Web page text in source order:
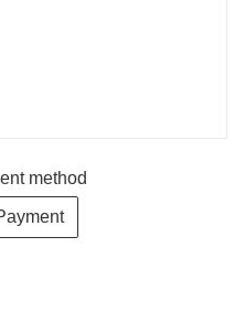
method